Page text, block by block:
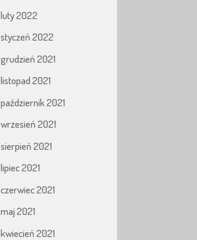
luty 2022
styczeń 2022
grudzień 2021
listopad 2021
październik 2021
wrzesień 2021
sierpień 2021
lipiec 2021
czerwiec 2021
maj 2021
kwiecień 2021